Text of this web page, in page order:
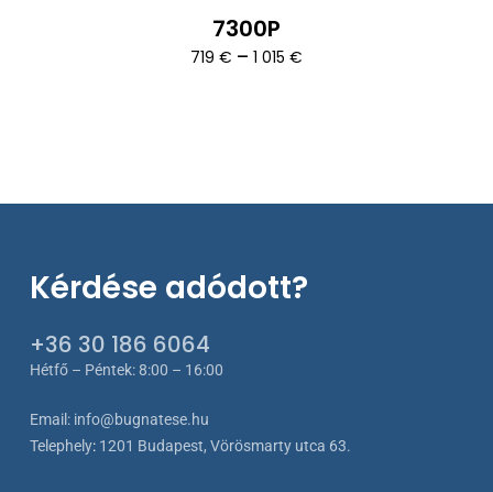
7300P
719 € – 1 015 €Ártartomány:
Kérdése adódott?
+36 30 186 6064
Hétfő – Péntek: 8:00 – 16:00
Email: info@bugnatese.hu
Telephely: 1201 Budapest, Vörösmarty utca 63.